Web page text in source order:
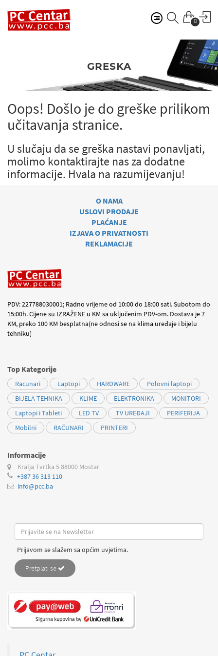
0
GRESKA
Oops! Došlo je do greške prilikom
učitavanja stranice.
U slučaju da se greška nastavi ponavljati,
molimo kontaktirajte nas za dodatne
informacije. Hvala na razumijevanju!
O NAMA
USLOVI PRODAJE
PLAĆANJE
IZJAVA O PRIVATNOSTI
REKLAMACIJE
PDV: 227788030001; Radno vrijeme od 10:00 do 18:00 sati. Subotom do
15:00h. Cijene su IZRAŽENE u KM sa uključenim PDV-om. Dostava je 7
KM, preko 100 KM besplatna(ne odnosi se na klima uređaje i bijelu
tehniku)
Top Kategorije
Racunari Laptopi HARDWARE
Polovni laptopi
BIJELA TEHNIKA
KLIME ELEKTRONIKA
MONITORI
Laptopi i Tableti
LED TV TV UREĐAJI
PERIFERIJA
Mobilni
RAČUNARI PRINTERI
Informacije
Kralja Tvrtka 5 88000 Mostar
+387 36 313 110
info@pcc.ba
Prijavom se slažem sa općim uvjetima.
Pretplati se